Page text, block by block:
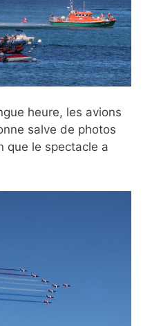
heure, les avions
salve de photos
que le spectacle a